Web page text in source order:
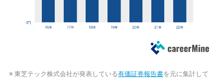
※ 東芝テック株式会社が発表している有価証券報告書を元に集計して